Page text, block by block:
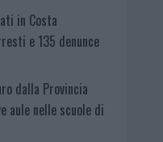
in Costa
e 135 denunce
dalla Provincia
aule nelle scuole di